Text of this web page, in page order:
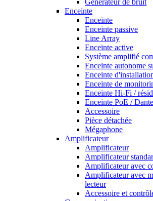
Générateur de bruit
Enceinte
Enceinte
Enceinte passive
Line Array
Enceinte active
Système amplifié
Enceinte autonome
Enceinte
Enceinte de
Enceinte Hi-Fi /
Enceinte PoE / Dante
Accessoire
Pièce détachée
Mégaphone
Amplificateur
Amplificateur
Amplificateur
Amplificateur avec
Amplificateur avec
lecteur
Accessoire et